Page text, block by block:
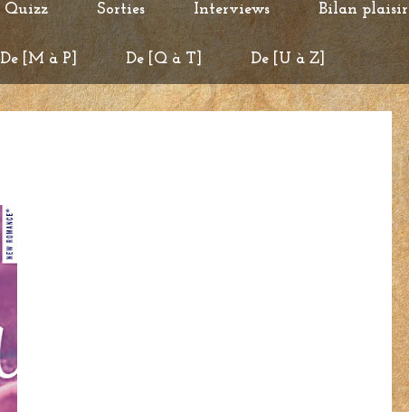
Quizz Sorties Interviews Bilan plaisir
De [M à P] De [Q à T] De [U à Z]